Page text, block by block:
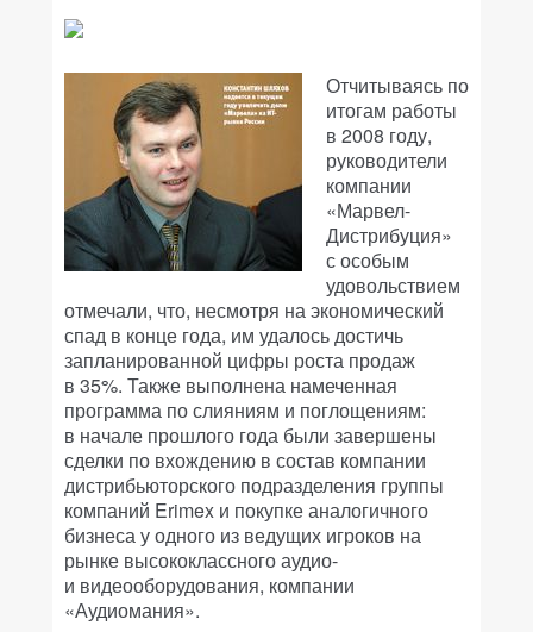
Отчитываясь по
итогам работы
в 2008 году,
руководители
компании
«Марвел-
Дистрибуция»
с особым
удовольствием
отмечали, что, несмотря на экономический
спад в конце года, им удалось достичь
запланированной цифры роста продаж
в 35%. Также выполнена намеченная
программа по слияниям и поглощениям:
в начале прошлого года были завершены
сделки по вхождению в состав компании
дистрибьюторского подразделения группы
компаний Erimex и покупке аналогичного
бизнеса у одного из ведущих игроков на
рынке высококлассного аудио-
и видеооборудования, компании
«Аудиомания».